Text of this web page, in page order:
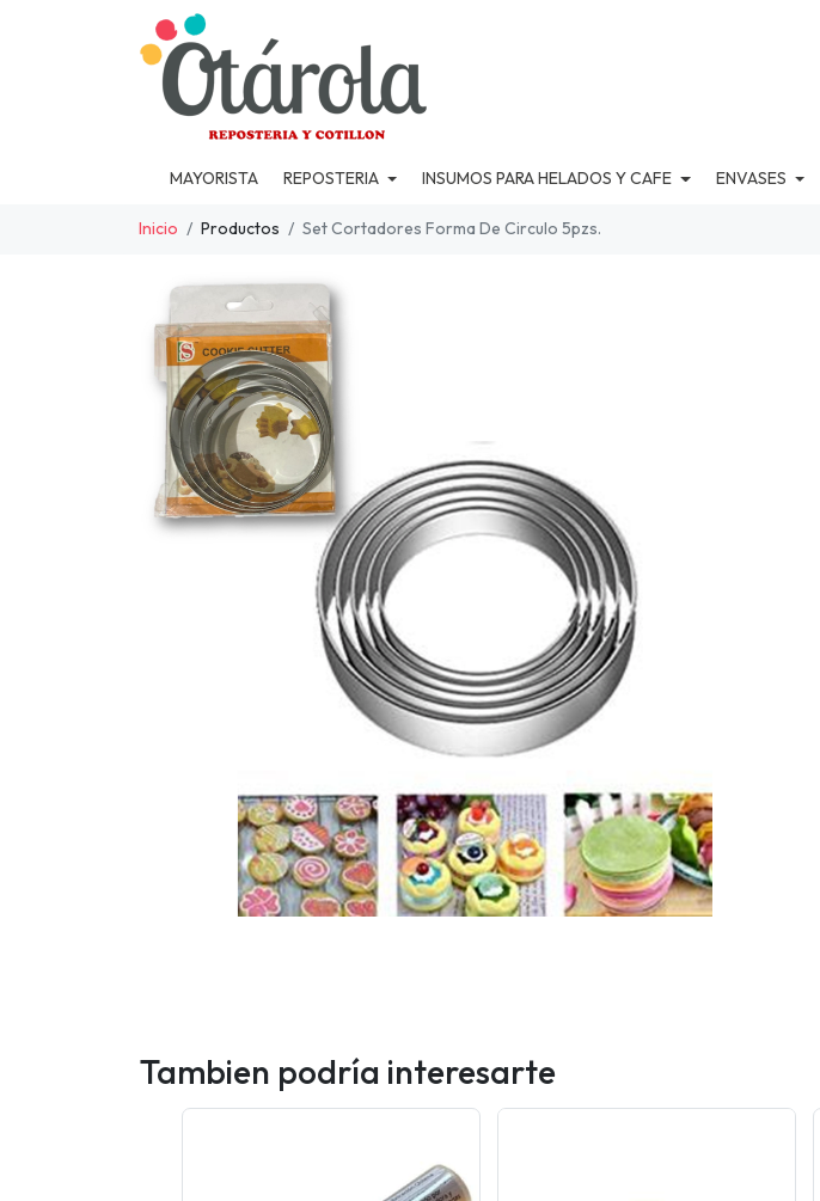
MAYORISTA REPOSTERIA INSUMOS PARA HELADOS Y CAFE ENVASES
Inicio Productos Set Cortadores Forma De Circulo 5pzs.
Tambien podría interesarte